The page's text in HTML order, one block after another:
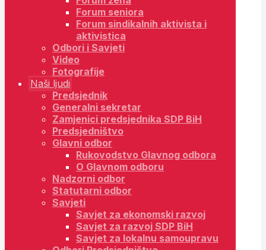
Forum seniora
Forum sindikalnih aktivista i
aktivistica
Odbori i Savjeti
Video
Fotografije
Naši ljudi
Predsjednik
Generalni sekretar
Zamjenici predsjednika SDP BiH
Predsjedništvo
Glavni odbor
Rukovodstvo Glavnog odbora
O Glavnom odboru
Nadzorni odbor
Statutarni odbor
Savjeti
Savjet za ekonomski razvoj
Savjet za razvoj SDP BiH
Savjet za lokalnu samoupravu